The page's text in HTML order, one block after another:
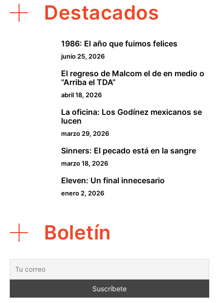
Destacados
1986: El año que fuimos felices
junio 25, 2026
El regreso de Malcom el de en medio o
“Arriba el TDA”
abril 18, 2026
La oficina: Los Godínez mexicanos se
lucen
marzo 29, 2026
Sinners: El pecado está en la sangre
marzo 18, 2026
Eleven: Un final innecesario
enero 2, 2026
Boletín